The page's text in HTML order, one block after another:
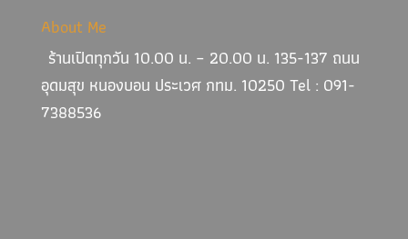
About Me
ร้านเปิดทุกวัน 10.00 น. – 20.00 น. 135-137 ถนน
อุดมสุข หนองบอน ประเวศ กทม. 10250 Tel : 091-
7388536